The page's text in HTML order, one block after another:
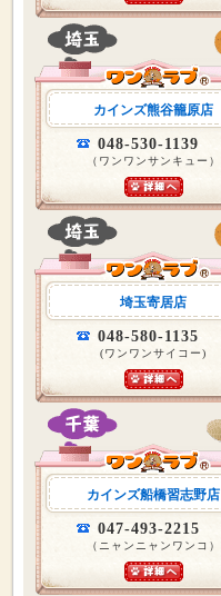
カインズ熊谷籠原店
048-530-1139
（ワンワンサンキュー）
埼玉寄居店
048-580-1135
(ワンワンサイコー)
カインズ船橋習志野店
047-493-2215
（ニャンニャンワンコ）